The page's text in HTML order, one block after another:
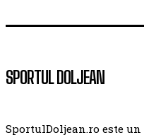
SPORTUL DOLJEAN
SportulDoljean.ro este